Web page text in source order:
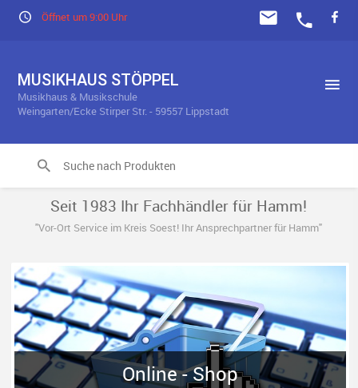
Öffnet um 9:00 Uhr
MUSIKHAUS STÖPPEL
Musikhaus & Musikschule
Weingarten/Ecke Stirper Str. - 59557 Lippstadt
Seit 1983 Ihr Fachhändler für Hamm!
"Vor-Ort Service im Kreis Soest! Ihr Ansprechpartner für Hamm"
Online - Shop